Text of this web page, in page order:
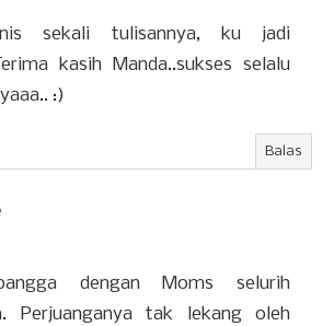
sekali tulisannya, ku jadi
kasih Manda..sukses selalu
:)
Balas
dengan Moms selurih
Perjuanganya tak lekang oleh